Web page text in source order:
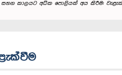
සහන කාලයට අධික පොලියක් අය කිරීම: